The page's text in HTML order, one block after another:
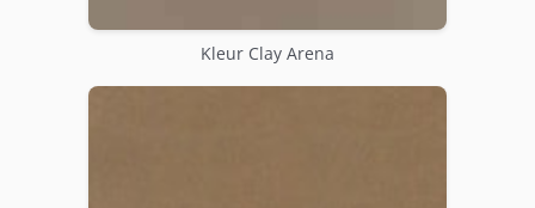
Kleur Clay Arena